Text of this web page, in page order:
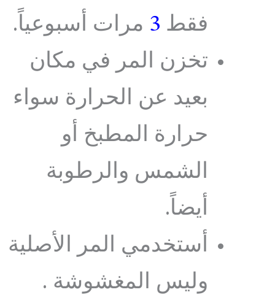
فقط 3 مرات أسبوعياً.
تخزن المر في مكان
بعيد عن الحرارة سواء
حرارة المطبخ أو
الشمس والرطوبة
أيضاً.
أستخدمي المر الأصلية
وليس المغشوشة .